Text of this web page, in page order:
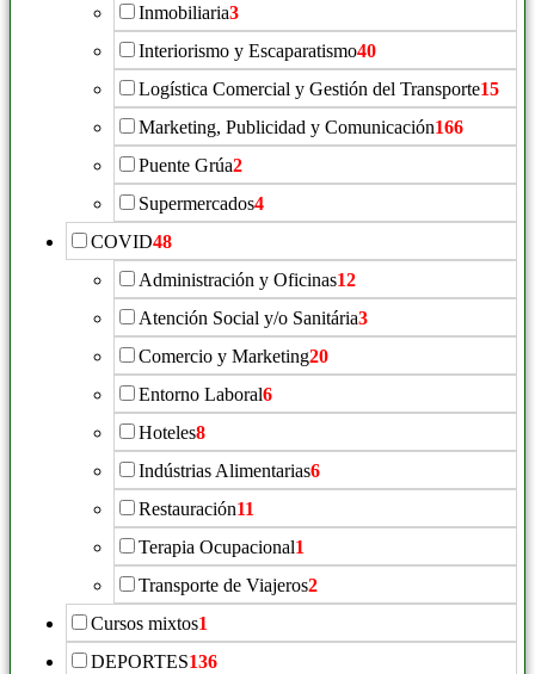
Inmobiliaria3
Interiorismo y Escaparatismo40
Logística Comercial y Gestión del Transporte15
Marketing, Publicidad y Comunicación166
Puente Grúa2
Supermercados4
COVID48
Administración y Oficinas12
Atención Social y/o Sanitária3
Comercio y Marketing20
Entorno Laboral6
Hoteles8
Indústrias Alimentarias6
Restauración11
Terapia Ocupacional1
Transporte de Viajeros2
Cursos mixtos1
DEPORTES136